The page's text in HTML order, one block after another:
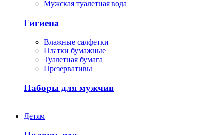
Мужская туалетная вода
Гигиена
Влажные салфетки
Платки бумажные
Туалетная бумага
Презервативы
Наборы для мужчин
+
Детям